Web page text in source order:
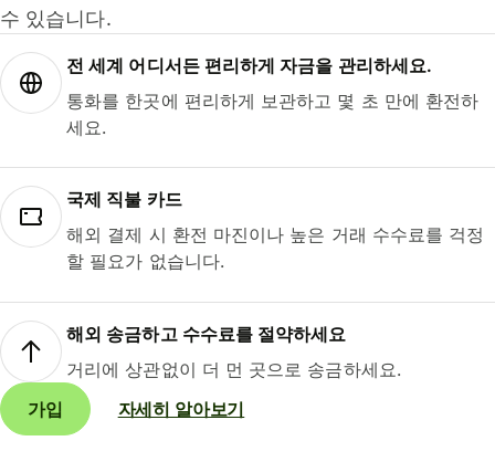
수 있습니다.
전 세계 어디서든 편리하게 자금을 관리하세요.
통화를 한곳에 편리하게 보관하고 몇 초 만에 환전하
세요.
국제 직불 카드
해외 결제 시 환전 마진이나 높은 거래 수수료를 걱정
할 필요가 없습니다.
해외 송금하고 수수료를 절약하세요
거리에 상관없이 더 먼 곳으로 송금하세요.
가입
자세히 알아보기